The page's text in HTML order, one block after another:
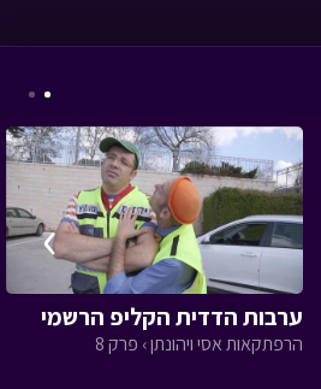
מתוך כוח נענע
אבא ליום אחד -
קייטרינג• מתוך אבא
ליום אחד
ערבות הדדית הקליפ הרשמי
הרפתקאות אסי ויהונתן › פרק 8
›